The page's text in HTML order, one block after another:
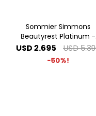
Sommier Simmons
Beautyrest Platinum -
1.40 x 1.90 2 Plazas
USD 2.695 USD
50